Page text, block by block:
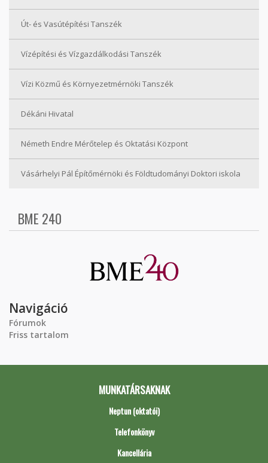
Út- és Vasútépítési Tanszék
Vízépítési és Vízgazdálkodási Tanszék
Vízi Közmű és Környezetmérnöki Tanszék
Dékáni Hivatal
Németh Endre Mérőtelep és Oktatási Központ
Vásárhelyi Pál Építőmérnöki és Földtudományi Doktori iskola
BME 240
Navigáció
Fórumok
Friss tartalom
MUNKATÁRSAKNAK
Neptun (oktatói)
Telefonkönyv
Kancellária